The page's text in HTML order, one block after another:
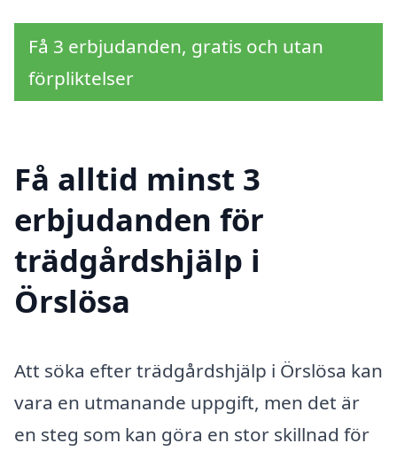
Få 3 erbjudanden, gratis och utan
förpliktelser
Få alltid minst 3
erbjudanden för
trädgårdshjälp i
Örslösa
Att söka efter trädgårdshjälp i Örslösa kan
vara en utmanande uppgift, men det är
en steg som kan göra en stor skillnad för